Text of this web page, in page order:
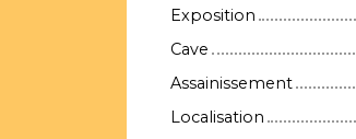
Exposition
Cave
Assainissement
Localisation